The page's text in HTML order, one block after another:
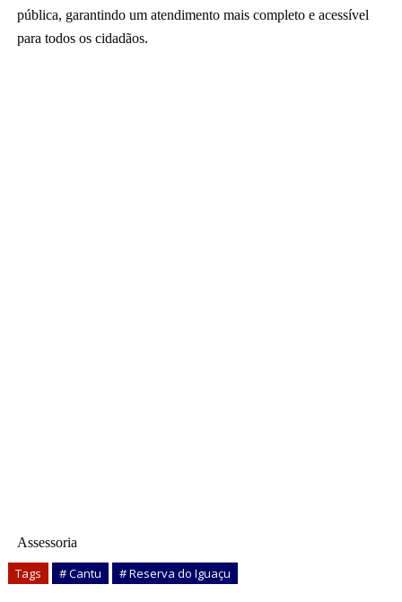
pública, garantindo um atendimento mais completo e acessível
para todos os cidadãos.
Assessoria
Tags # Cantu # Reserva do Iguaçu